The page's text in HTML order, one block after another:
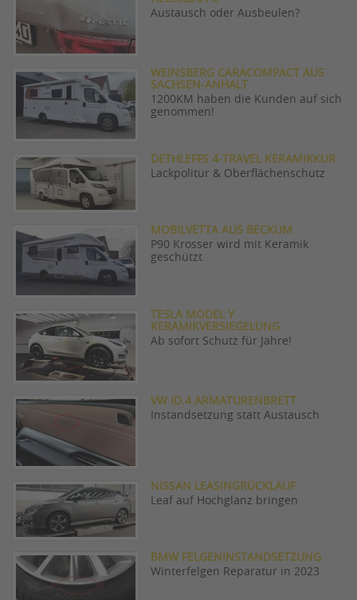
Austausch oder Ausbeulen?
WEINSBERG CARACOMPACT AUS
SACHSEN-ANHALT
1200KM haben die Kunden auf sich
genommen!
DETHLEFFS 4-TRAVEL KERAMIKKUR
Lackpolitur & Oberflächenschutz
MOBILVETTA AUS BECKUM
P90 Krosser wird mit Keramik
geschützt
TESLA MODEL Y
KERAMIKVERSIEGELUNG
Ab sofort Schutz für Jahre!
VW ID.4 ARMATURENBRETT
Instandsetzung statt Austausch
NISSAN LEASINGRÜCKLAUF
Leaf auf Hochglanz bringen
BMW FELGENINSTANDSETZUNG
Winterfelgen Reparatur in 2023